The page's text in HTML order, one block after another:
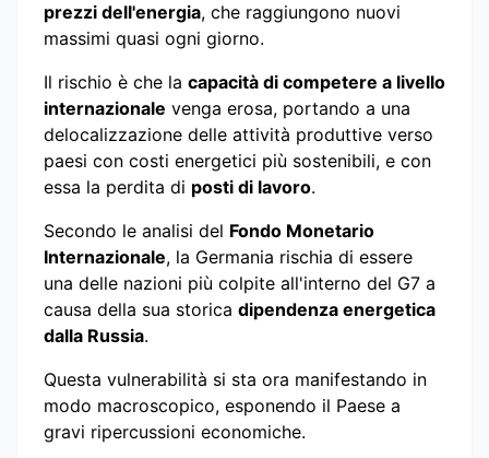
prezzi dell'energia, che raggiungono nuovi
massimi quasi ogni giorno.
Il rischio è che la capacità di competere a livello
internazionale venga erosa, portando a una
delocalizzazione delle attività produttive verso
paesi con costi energetici più sostenibili, e con
essa la perdita di posti di lavoro.
Secondo le analisi del Fondo Monetario
Internazionale, la Germania rischia di essere
una delle nazioni più colpite all'interno del G7 a
causa della sua storica dipendenza energetica
dalla Russia.
Questa vulnerabilità si sta ora manifestando in
modo macroscopico, esponendo il Paese a
gravi ripercussioni economiche.